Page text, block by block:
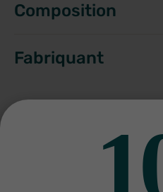
Composition
Fabriquant
Autres